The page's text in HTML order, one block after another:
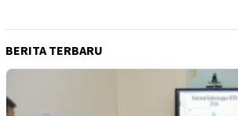
BERITA TERBARU